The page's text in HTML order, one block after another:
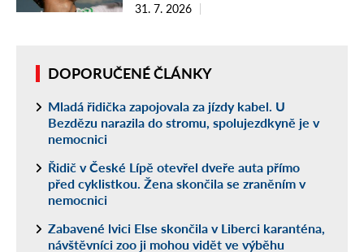
31. 7. 2026
DOPORUČENÉ ČLÁNKY
Mladá řidička zapojovala za jízdy kabel. U
Bezdězu narazila do stromu, spolujezdkyně je v
nemocnici
Řidič v České Lípě otevřel dveře auta přímo
před cyklistkou. Žena skončila se zraněním v
nemocnici
Zabavené lvici Else skončila v Liberci karanténa,
návštěvníci zoo ji mohou vidět ve výběhu